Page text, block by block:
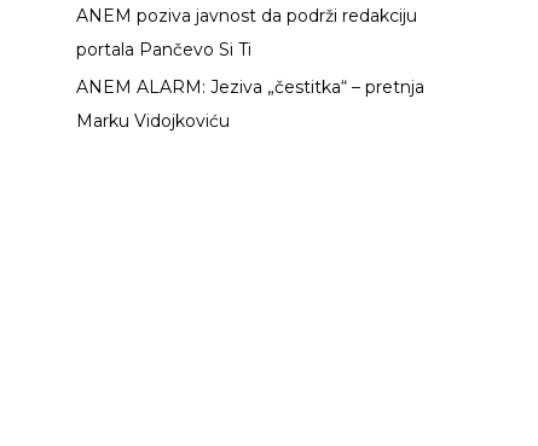
ANEM poziva javnost da podrži redakciju
portala Pančevo Si Ti
ANEM ALARM: Jeziva „čestitka“ – pretnja
Marku Vidojkoviću